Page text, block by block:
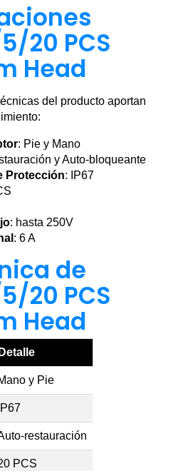
5/20 PCS
Head
del producto aportan
: Pie y Mano
y Auto-bloqueante
Protección: IP67
: hasta 250V
: 6 A
de
5/20 PCS
Head
Detalle
y Pie
IP67
restauración
PCS